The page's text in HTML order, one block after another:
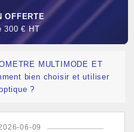
OFFERTE
300 € HT
MULTIMODE ET
bien choisir et utiliser
?
06-09